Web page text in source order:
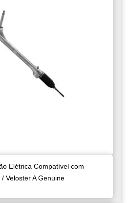
Elétrica Compatível com
Veloster A Genuine